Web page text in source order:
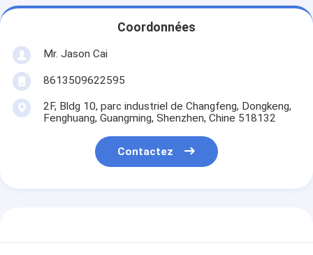
Coordonnées
Mr. Jason Cai
8613509622595
2F, Bldg 10, parc industriel de Changfeng, Dongkeng,
Fenghuang, Guangming, Shenzhen, Chine 518132
Contactez